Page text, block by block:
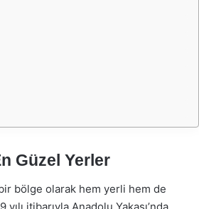
Güzel Yerler
bölge olarak hem yerli hem de
itibarıyla Anadolu Yakası’nda